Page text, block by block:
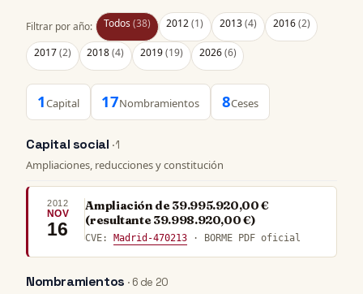
Filtrar por año: Todos (38) 2012(1) 2013(4) 2016(2)
2017(2) 2018(4) 2019(19) 2026(6)
1Capital 17Nombramientos 8Ceses
Capital social · 1
Ampliaciones, reducciones y constitución
2012
NOV
16
Ampliación de 39.995.920,00 €
(resultante 39.998.920,00 €)
CVE: Madrid-470213 · BORME PDF oficial
Nombramientos · 6 de 20